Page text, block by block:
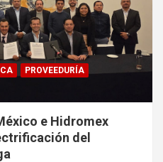
PROVEEDURÍA
e Hidromex
del